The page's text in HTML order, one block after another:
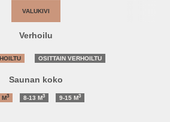
VALUKIVI
Verhoilu
OSITTAIN VERHOILTU
Saunan koko
M3 8-13 M3 9-15 M3